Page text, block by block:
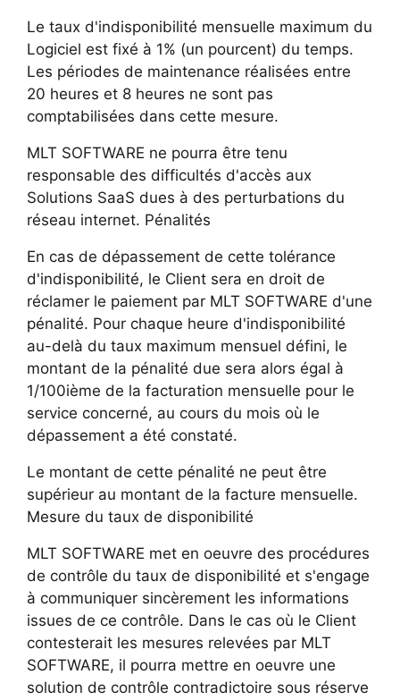
Le taux d'indisponibilité mensuelle maximum du
Logiciel est fixé à 1% (un pourcent) du temps.
Les périodes de maintenance réalisées entre
20 heures et 8 heures ne sont pas
comptabilisées dans cette mesure.
MLT SOFTWARE ne pourra être tenu
responsable des difficultés d'accès aux
Solutions SaaS dues à des perturbations du
réseau internet. Pénalités
En cas de dépassement de cette tolérance
d'indisponibilité, le Client sera en droit de
réclamer le paiement par MLT SOFTWARE d'une
pénalité. Pour chaque heure d'indisponibilité
au-delà du taux maximum mensuel défini, le
montant de la pénalité due sera alors égal à
1/100ième de la facturation mensuelle pour le
service concerné, au cours du mois où le
dépassement a été constaté.
Le montant de cette pénalité ne peut être
supérieur au montant de la facture mensuelle.
Mesure du taux de disponibilité
MLT SOFTWARE met en oeuvre des procédures
de contrôle du taux de disponibilité et s'engage
à communiquer sincèrement les informations
issues de ce contrôle. Dans le cas où le Client
contesterait les mesures relevées par MLT
SOFTWARE, il pourra mettre en oeuvre une
solution de contrôle contradictoire sous réserve